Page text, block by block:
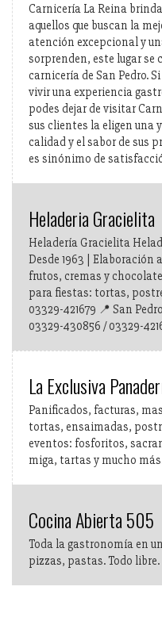
Carnicería La Reina
aquellos que buscan la
atención excepcional y
sorprenden, este lugar se
carnicería de San Pedro.
vivir una experiencia
podes dejar de visitar
sus clientes la eligen una
calidad y el sabor de sus
es sinónimo de
Heladeria Gracielita
Heladería Gracielita
Desde 1963 | Elaboración
frutos, cremas y
para fiestas: tortas,
03329-421679 📍 San
03329-430856 / 03329-
La Exclusiva
Panificados, facturas,
tortas, ensaimadas,
eventos: fosforitos,
miga, tartas y mucho
Cocina Abierta 505
Toda la gastronomía en
pizzas, pastas. Todo libre.